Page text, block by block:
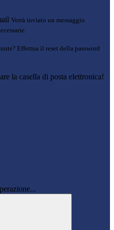
Verrà inviato un messaggio
Effettua il reset della password
la casella di posta elettronica!